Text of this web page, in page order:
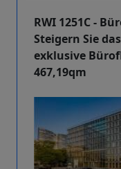
RWI 1251C -
Steigern Sie
exklusive
467,19qm